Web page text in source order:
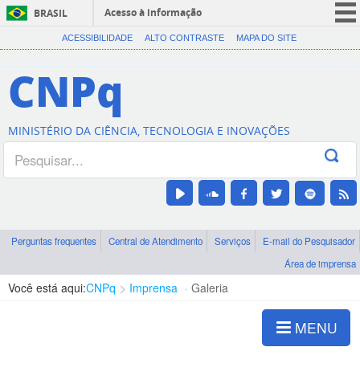
BRASIL
Acesso à informação
CORONAVÍRUS (COVID-19)
Canais
ACESSIBILIDADE ALTO CONTRASTE MAPA DO SITE
CNPq
MINISTÉRIO DA CIÊNCIA, TECNOLOGIA E INOVAÇÕES
Perguntas frequentes Central de Atendimento Serviços
E-mail do Pesquisador
Área de imprensa
Você está aqui:CNPq Imprensa Galeria
MENU